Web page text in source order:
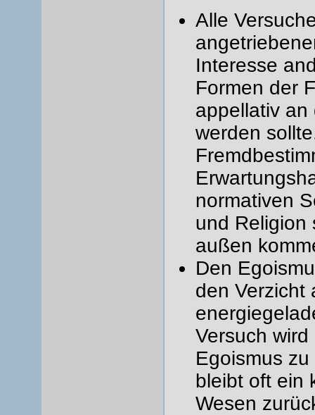
Alle
Interesse
Formen der
appellativ an
werden
normativen
und Religion
außen
Den
den Verzicht
Versuch
Egoismus
bleibt oft ein
Wesen